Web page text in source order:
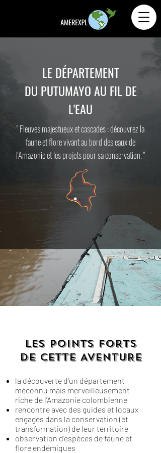
LE DÉPARTEMENT
DU PUTUMAYO AU FIL DE
L'EAU
" Fleuves majestueux et cascades : découvrez la
faune et flore vivant au bord des eaux de
l'Amazonie et les projets pour sa conservation. "
LES POINTS FORTS
DE CETTE AVENTURE
la découverte d'un département
méconnu mais merveilleusement
riche de l'Amazonie colombienne
rencontre avec des guides et locaux
engagés dans la conservation (et
transformation) de leur territoire
observation d'espèces de faune et
flore endémiques